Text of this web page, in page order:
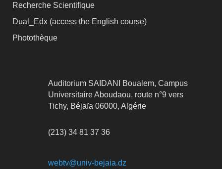
Recherche Scientifique
Dual_Edx (access the English course)
Photothèque
Auditorium SAIDANI Boualem, Campus
Universitaire Aboudaou, route n°9 vers
Tichy, Béjaïa 06000, Algérie
(213) 34 81 37 36
webtv@univ-bejaia.dz